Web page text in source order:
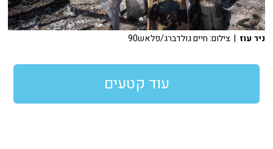
ניר עוז | צילום: חיים גולדברג/פלאש90
עוד קטעים